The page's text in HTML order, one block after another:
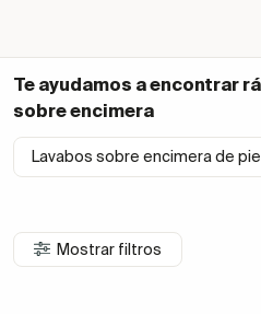
Te ayudamos a encontrar
sobre encimera
Lavabos sobre encimera de
Mostrar filtros